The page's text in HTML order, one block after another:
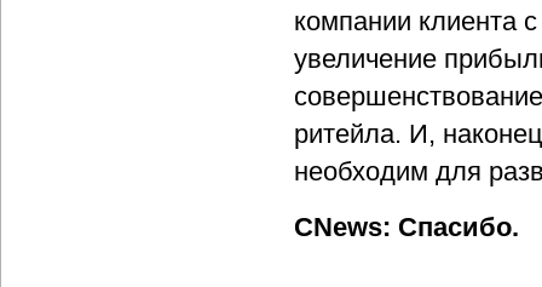
компании клиента
увеличение
ритейла. И,
необходим для
CNews: Спасибо.